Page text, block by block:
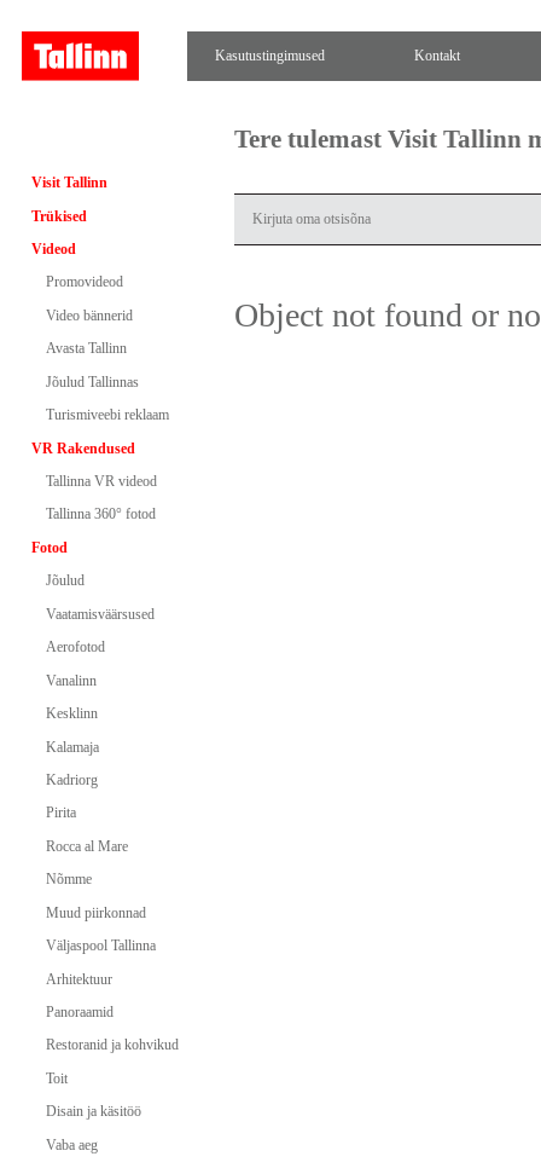
Kasutustingimused Kontakt
Visit Tallinn
Trükised
Videod
Promovideod
Video bännerid
Avasta Tallinn
Jõulud Tallinnas
Turismiveebi reklaam
VR Rakendused
Tallinna VR videod
Tallinna 360° fotod
Fotod
Jõulud
Vaatamisväärsused
Aerofotod
Vanalinn
Kesklinn
Kalamaja
Kadriorg
Pirita
Rocca al Mare
Nõmme
Muud piirkonnad
Väljaspool Tallinna
Arhitektuur
Panoraamid
Restoranid ja kohvikud
Toit
Disain ja käsitöö
Vaba aeg
Tere tulemast Visit Tallinn
Object not found or